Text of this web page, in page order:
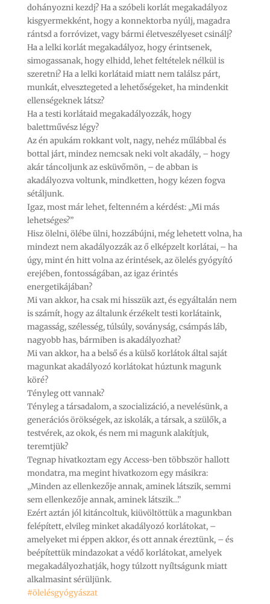
dohányozni kezdj? Ha a szóbeli korlát megakadályoz
kisgyermekként, hogy a konnektorba nyúlj, magadra
rántsd a forróvizet, vagy bármi életveszélyeset csinálj?
Ha a lelki korlát megakadályoz, hogy érintsenek,
simogassanak, hogy elhidd, lehet feltételek nélkül is
szeretni? Ha a lelki korlátaid miatt nem találsz párt,
munkát, elvesztegeted a lehetőségeket, ha mindenkit
ellenségeknek látsz?
Ha a testi korlátaid megakadályozzák, hogy
balettművész légy?
Az én apukám rokkant volt, nagy, nehéz műlábbal és
bottal járt, mindez nemcsak neki volt akadály, – hogy
akár táncoljunk az esküvőmön, – de abban is
akadályozva voltunk, mindketten, hogy kézen fogva
sétáljunk.
Igaz, most már lehet, feltenném a kérdést: „Mi más
lehetséges?”
Hisz ölelni, ölébe ülni, hozzábújni, még lehetett volna, ha
mindezt nem akadályozzák az ő elképzelt korlátai, – ha
úgy, mint én hitt volna az érintések, az ölelés gyógyító
erejében, fontosságában, az igaz érintés
energetikájában?
Mi van akkor, ha csak mi hisszük azt, és egyáltalán nem
is számít, hogy az általunk érzékelt testi korlátaink,
magasság, szélesség, túlsúly, soványság, csámpás láb,
nagyobb has, bármiben is akadályozhat?
Mi van akkor, ha a belső és a külső korlátok által saját
magunkat akadályozó korlátokat húztunk magunk
köré?
Tényleg ott vannak?
Tényleg a társadalom, a szocializáció, a nevelésünk, a
generációs örökségek, az iskolák, a társak, a szülők, a
testvérek, az okok, és nem mi magunk alakítjuk,
teremtjük?
Tegnap hivatkoztam egy Access-ben többször hallott
mondatra, ma megint hivatkozom egy másikra:
„Minden az ellenkezője annak, aminek látszik, semmi
sem ellenkezője annak, aminek látszik…”
Ezért aztán jól kitáncoltuk, kiüvöltöttük a magunkban
felépített, elvileg minket akadályozó korlátokat, –
amelyeket mi éppen akkor, és ott annak éreztünk, – és
beépítettük mindazokat a védő korlátokat, amelyek
megakadályozhatják, hogy túlzott nyíltságunk miatt
alkalmasint sérüljünk.
#ölelésgyógyászat